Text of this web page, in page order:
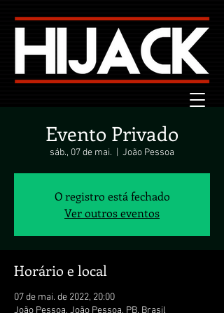
Evento Privado
sáb., 07 de mai. João Pessoa
O registro está fechado
Ver outros eventos
Horário e local
07 de mai. de 2022, 20:00
João Pessoa, João Pessoa, PB, Brasil